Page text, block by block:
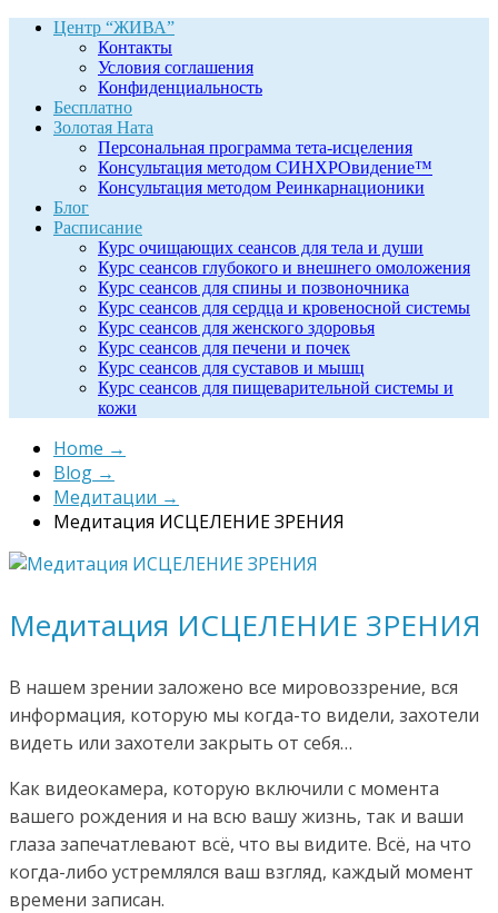
Центр “ЖИВА”
Контакты
Условия соглашения
Конфиденциальность
Бесплатно
Золотая Ната
Персональная программа тета-исцеления
Консультация методом СИНХРОвидение™
Консультация методом Реинкарнационики
Блог
Расписание
Курс очищающих сеансов для тела и души
Курс сеансов глубокого и внешнего омоложения
Курс сеансов для спины и позвоночника
Курс сеансов для сердца и кровеносной системы
Курс сеансов для женского здоровья
Курс сеансов для печени и почек
Курс сеансов для суставов и мышц
Курс сеансов для пищеварительной системы и
кожи
Home →
Blog →
Медитации →
Медитация ИСЦЕЛЕНИЕ ЗРЕНИЯ
Медитация ИСЦЕЛЕНИЕ ЗРЕНИЯ
В нашем зрении заложено все мировоззрение, вся
информация, которую мы когда-то видели, захотели
видеть или захотели закрыть от себя…
Как видеокамера, которую включили с момента
вашего рождения и на всю вашу жизнь, так и ваши
глаза запечатлевают всё, что вы видите. Всё, на что
когда-либо устремлялся ваш взгляд, каждый момент
времени записан.